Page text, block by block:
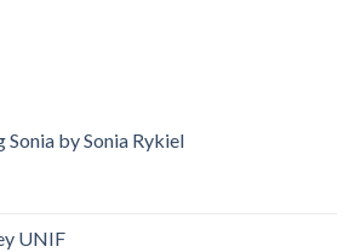
Sonia by Sonia Rykiel
UNIF